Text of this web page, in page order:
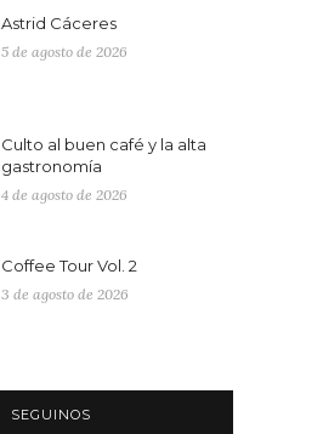
Astrid Cáceres
5 de agosto de 2026
Culto al buen café y la alta
gastronomía
4 de agosto de 2026
Coffee Tour Vol. 2
3 de agosto de 2026
SEGUINOS